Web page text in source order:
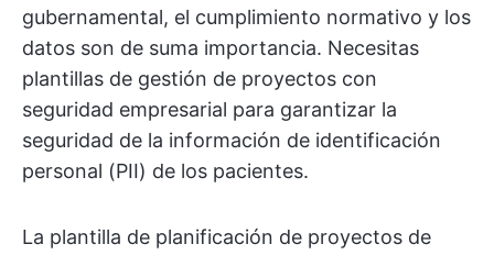
gubernamental, el cumplimiento normativo y los
datos son de suma importancia. Necesitas
plantillas de gestión de proyectos con
seguridad empresarial para garantizar la
seguridad de la información de identificación
personal (PII) de los pacientes.
La plantilla de planificación de proyectos de